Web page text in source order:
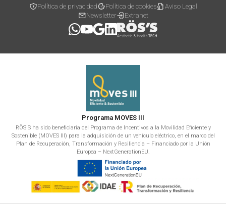
Política de privacidad
Política de cookies
Aviso Legal
Newsletter
Extranet
Programa MOVES III
RÖS'S ha sido beneficiaria del Programa de Incentivos a la Movilidad Eficiente y
Sostenible (MOVES III) para la adquisición de un vehículo eléctrico, en el marco del
Plan de Recuperación, Transformación y Resiliencia – Financiado por la Unión
Europea – NextGenerationEU.